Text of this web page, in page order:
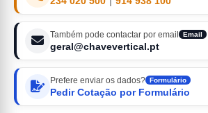
Também pode contactar por email Email
geral@chavevertical.pt
Prefere enviar os dados? Formulário
Pedir Cotação por Formulário